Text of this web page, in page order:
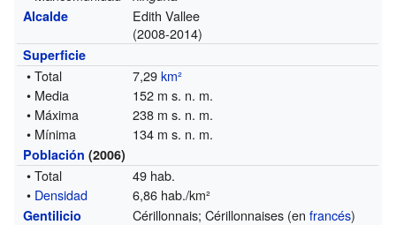
Alcalde
Edith Vallee
(2008-2014)
Superficie
• Total 7,29km²
• Media
152 m s. n. m.
• Máxima
238 m s. n. m.
• Mínima
134 m s. n. m.
Población (2006)
• Total
49 hab.
• Densidad 6,86 hab./km²
Gentilicio Cérillonnais; Cérillonnaises (enfrancés)